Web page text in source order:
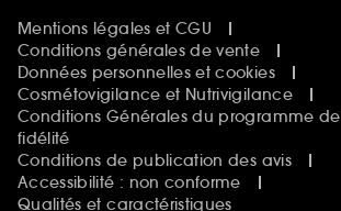
Mentions légales et CGU
Conditions générales de vente
Données personnelles et cookies
Cosmétovigilance et Nutrivigilance
Conditions Générales du programme de
fidélité
Conditions de publication des avis
Accessibilité : non conforme
Qualités et caractéristiques